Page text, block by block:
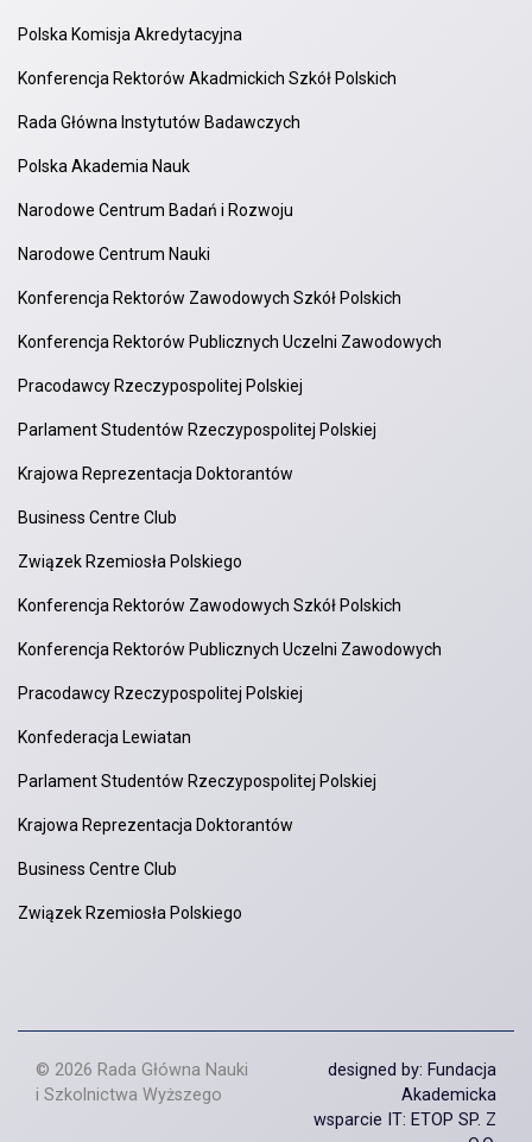
Polska Komisja Akredytacyjna
Konferencja Rektorów Akadmickich Szkół Polskich
Rada Główna Instytutów Badawczych
Polska Akademia Nauk
Narodowe Centrum Badań i Rozwoju
Narodowe Centrum Nauki
Konferencja Rektorów Zawodowych Szkół Polskich
Konferencja Rektorów Publicznych Uczelni Zawodowych
Pracodawcy Rzeczypospolitej Polskiej
Parlament Studentów Rzeczypospolitej Polskiej
Krajowa Reprezentacja Doktorantów
Business Centre Club
Związek Rzemiosła Polskiego
Konferencja Rektorów Zawodowych Szkół Polskich
Konferencja Rektorów Publicznych Uczelni Zawodowych
Pracodawcy Rzeczypospolitej Polskiej
Konfederacja Lewiatan
Parlament Studentów Rzeczypospolitej Polskiej
Krajowa Reprezentacja Doktorantów
Business Centre Club
Związek Rzemiosła Polskiego
© 2026 Rada Główna Nauki
i Szkolnictwa Wyższego
designed by: Fundacja
Akademicka
wsparcie IT: ETOP SP. Z